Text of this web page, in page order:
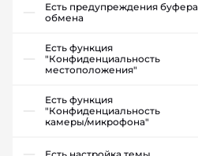
Есть предупреждения буфера
обмена
Есть функция
"Конфиденциальность
местоположения"
Есть функция
"Конфиденциальность
камеры/микрофона"